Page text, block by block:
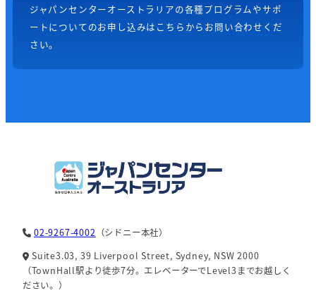
ジャパンセンターオーストラリアの各種プログラムやサポ
ートについてのお申し込みはこちらからお問い合わせくだ
さい。
02-9267-4002 （シドニー本社）
Suite3.03, 39 Liverpool Street, Sydney, NSW 2000
（TownHall駅より徒歩7分。エレベーターでLevel3までお越しく
ださい。）